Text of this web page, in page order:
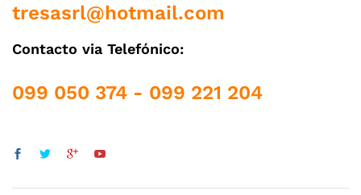
tresasrl@hotmail.com
Contacto via Telefónico:
099 050 374 - 099 221 204